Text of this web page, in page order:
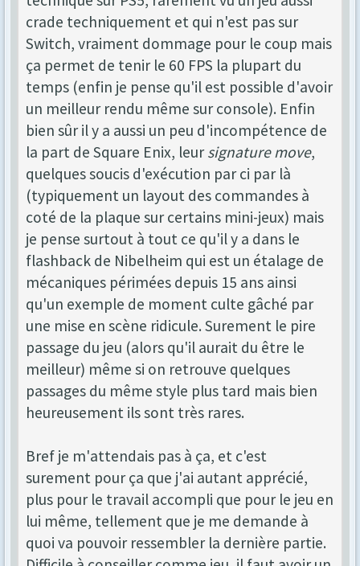
crade techniquement et qui n'est pas sur
Switch, vraiment dommage pour le coup mais
ça permet de tenir le 60 FPS la plupart du
temps (enfin je pense qu'il est possible d'avoir
un meilleur rendu même sur console). Enfin
bien sûr il y a aussi un peu d'incompétence de
la part de Square Enix, leursignature move,
quelques soucis d'exécution par ci par là
(typiquement un layout des commandes à
coté de la plaque sur certains mini-jeux) mais
je pense surtout à tout ce qu'il y a dans le
flashback de Nibelheim qui est un étalage de
mécaniques périmées depuis 15 ans ainsi
qu'un exemple de moment culte gâché par
une mise en scène ridicule. Surement le pire
passage du jeu (alors qu'il aurait du être le
meilleur) même si on retrouve quelques
passages du même style plus tard mais bien
heureusement ils sont très rares.
Bref je m'attendais pas à ça, et c'est
surement pour ça que j'ai autant apprécié,
plus pour le travail accompli que pour le jeu en
lui même, tellement que je me demande à
quoi va pouvoir ressembler la dernière partie.